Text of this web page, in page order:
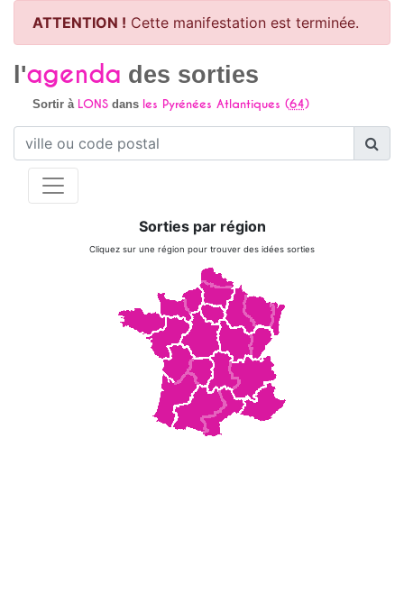
ATTENTION ! Cette manifestation est terminée.
l'agenda des sorties
Sortir à LONSdans les Pyrénées Atlantiques (64)
Sorties par région
Cliquez sur une région pour trouver des idées sorties